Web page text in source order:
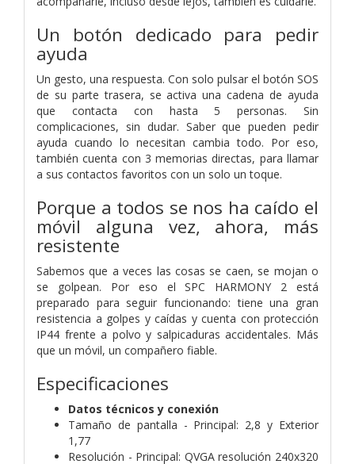
Un botón dedicado para pedir
ayuda
Un gesto, una respuesta. Con solo pulsar el botón SOS
de su parte trasera, se activa una cadena de ayuda
que contacta con hasta 5 personas. Sin
complicaciones, sin dudar. Saber que pueden pedir
ayuda cuando lo necesitan cambia todo. Por eso,
también cuenta con 3 memorias directas, para llamar
a sus contactos favoritos con un solo un toque.
Porque a todos se nos ha caído el
móvil alguna vez, ahora, más
resistente
Sabemos que a veces las cosas se caen, se mojan o
se golpean. Por eso el SPC HARMONY 2 está
preparado para seguir funcionando: tiene una gran
resistencia a golpes y caídas y cuenta con protección
IP44 frente a polvo y salpicaduras accidentales. Más
que un móvil, un compañero fiable.
Especificaciones
Datos técnicos y conexión
Tamaño de pantalla - Principal: 2,8 y Exterior
1,77
Resolución - Principal: QVGA resolución 240x320